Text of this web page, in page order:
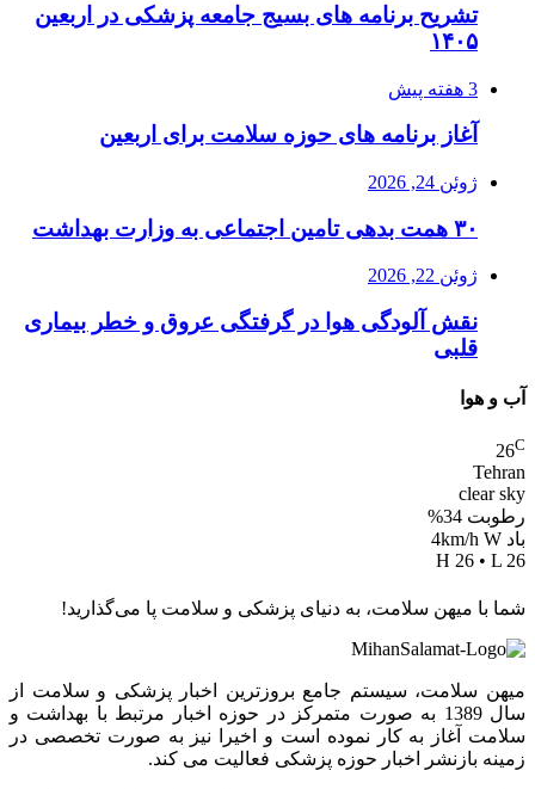
تشریح برنامه های بسیج جامعه پزشکی در اربعین
۱۴۰۵
3 هفته پیش
آغاز برنامه های حوزه سلامت برای اربعین
ژوئن 24, 2026
۳۰ همت بدهی تامین اجتماعی به وزارت بهداشت
ژوئن 22, 2026
نقش آلودگی هوا در گرفتگی عروق و خطر بیماری
قلبی
آب و هوا
26C
Tehran
clear sky
رطوبت 34%
باد 4km/h W
H 26 • L 26
شما با میهن سلامت، به دنیای پزشکی و سلامت پا می‌گذارید!
میهن سلامت، سیستم جامع بروزترین اخبار پزشکی و سلامت از
سال 1389 به صورت متمرکز در حوزه اخبار مرتبط با بهداشت و
سلامت آغاز به کار نموده است و اخیرا نیز به صورت تخصصی در
زمینه بازنشر اخبار حوزه پزشکی فعالیت می کند.